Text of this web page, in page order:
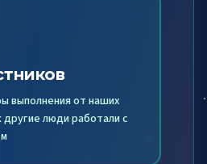
выполнения от наших
другие люди работали с